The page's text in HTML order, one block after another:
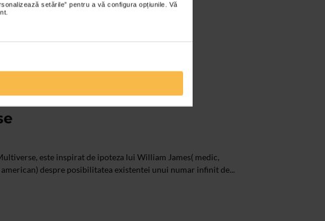
setările” pentru a vă configura opțiunile. Vă
este inspirat de ipoteza lui William James( medic,
despre posibilitatea existentei unui numar infinit de...